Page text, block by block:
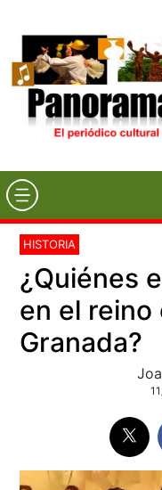
HISTORIA
¿Quiénes
en el reino
Granada?